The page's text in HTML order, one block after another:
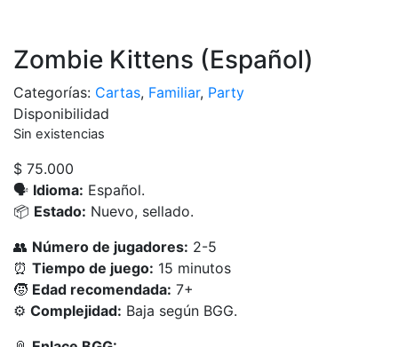
Zombie Kittens (Español)
Categorías: Cartas, Familiar, Party
Disponibilidad
Sin existencias
$ 75.000
🗣️ Idioma: Español.
📦 Estado: Nuevo, sellado.
👥 Número de jugadores: 2-5
⏰ Tiempo de juego: 15 minutos
🧒 Edad recomendada: 7+
⚙️ Complejidad: Baja según BGG.